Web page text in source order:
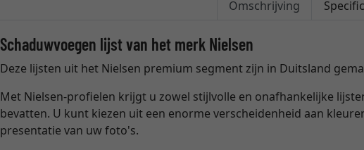
Omschrijving
Schaduwvoegen lijst van het merk Nielsen
Deze lijsten uit het Nielsen premium segment zijn in Duitsland
Met Nielsen-profielen krijgt u zowel stijlvolle en onafhankelijke
bevatten. U kunt kiezen uit een enorme verscheidenheid aan
presentatie van uw foto's.